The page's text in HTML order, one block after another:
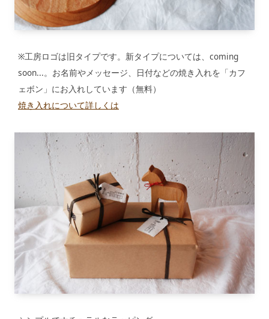
※工房ロゴは旧タイプです。新タイプについては、coming
soon...。お名前やメッセージ、日付などの焼き入れを「カフ
ェボン」にお入れしています（無料）
焼き入れについて詳しくは